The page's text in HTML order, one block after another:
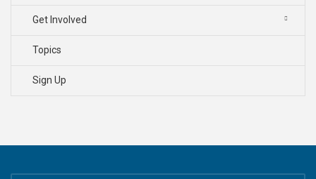
Get Involved
Topics
Sign Up